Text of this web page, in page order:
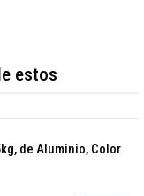
estos
de Aluminio, Color